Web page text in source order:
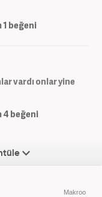
1 beğeni
vardı onlar yine
4 beğeni
Makroo